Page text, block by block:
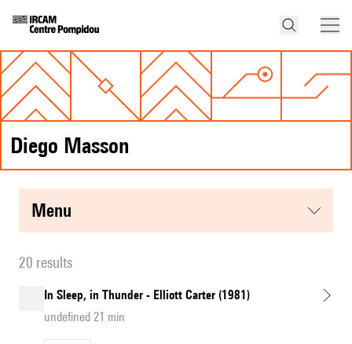
Diego Masson
menu
20 results
In Sleep, in Thunder - Elliott Carter (1981)
undefined 21 min